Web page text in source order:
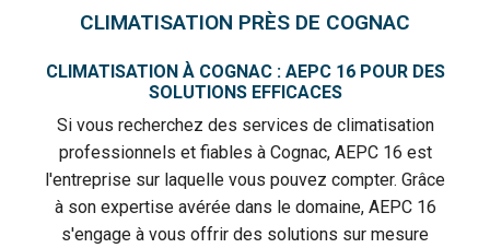
CLIMATISATION PRÈS DE COGNAC
CLIMATISATION À COGNAC : AEPC 16 POUR DES
SOLUTIONS EFFICACES
Si vous recherchez des services de climatisation
professionnels et fiables à Cognac, AEPC 16 est
l'entreprise sur laquelle vous pouvez compter. Grâce
à son expertise avérée dans le domaine, AEPC 16
s'engage à vous offrir des solutions sur mesure